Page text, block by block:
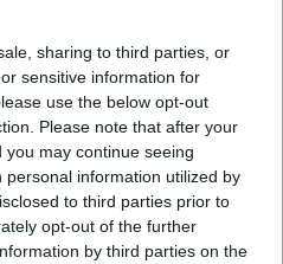
sharing to third parties, or
sensitive information for
use the below opt-out
Please note that after your
may continue seeing
information utilized by
to third parties prior to
opt-out of the further
by third parties on the
20.000 αναφορές στο
του έργο
2026 16:53
τα προβλήματα –
2026 16:48